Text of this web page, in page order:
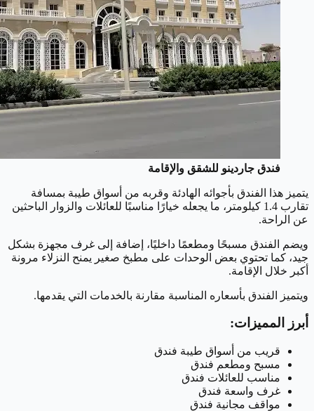
فندق جاردينو للشقق والإقامة
يتميز هذا الفندق بأجوائه الهادئة وقربه من أسواق طيبة بمسافة
تقارب 1.4 كيلومتر، ما يجعله خيارًا مناسبًا للعائلات والزوار الباحثين
عن الراحة.
ويضم الفندق مسبحًا ومطعمًا داخليًا، إضافة إلى غرف مجهزة بشكل
جيد، كما تحتوي بعض الوحدات على مطبخ صغير يمنح النزلاء مرونة
أكبر خلال الإقامة.
ويتميز الفندق بأسعاره المناسبة مقارنة بالخدمات التي يقدمها.
أبرز المميزات:
قريب من أسواق طيبة فندق
مسبح ومطعم فندق
مناسب للعائلات فندق
غرف واسعة فندق
مواقف مجانية فندق